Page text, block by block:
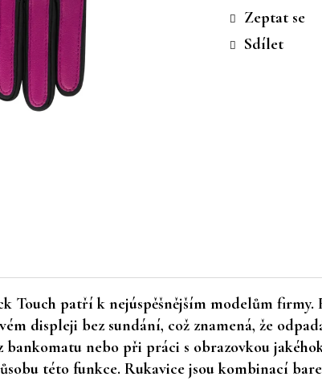
cena:Zeptat se
Sdílet
Touch patří k nejúspěšnějším modelům
displeji bez sundání, což znamená, že
nebo při práci s obrazovkou
této funkce. Rukavice jsou kombinací